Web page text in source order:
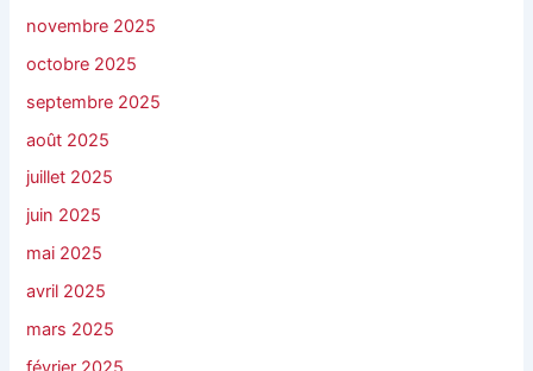
novembre 2025
octobre 2025
septembre 2025
août 2025
juillet 2025
juin 2025
mai 2025
avril 2025
mars 2025